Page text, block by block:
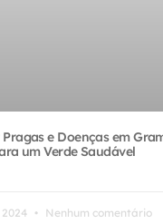
e Doenças em
um Verde Saudável
Nenhum comentário